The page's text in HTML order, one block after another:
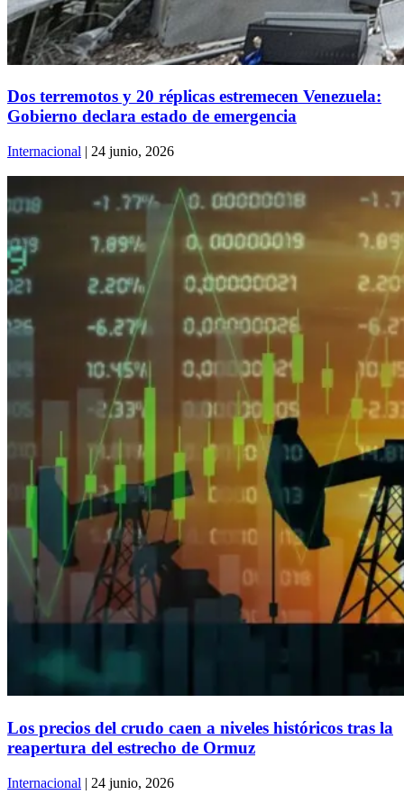
Dos terremotos y 20 réplicas estremecen Venezuela:
Gobierno declara estado de emergencia
Internacional | 24 junio, 2026
Los precios del crudo caen a niveles históricos tras la
reapertura del estrecho de Ormuz
Internacional | 24 junio, 2026